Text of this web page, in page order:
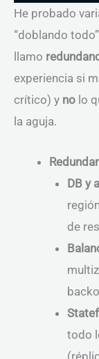
He probado
“doblando
llamo
experiencia si
crítico) y no lo
la aguja.
DB y
de
todo